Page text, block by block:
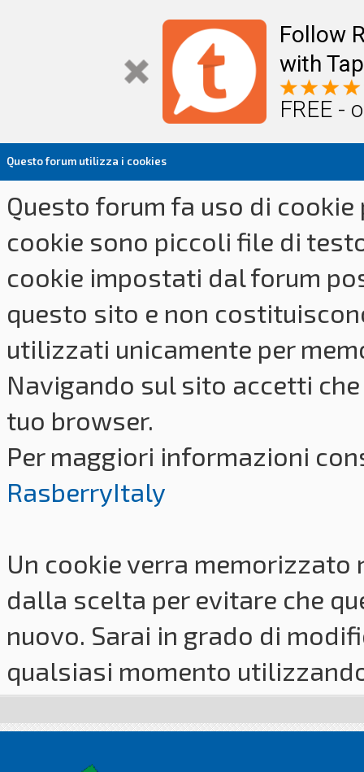
Follow
with
FREE -
Questo forum utilizza i cookies
Questo forum fa uso di
cookie sono piccoli file di
cookie impostati dal forum
questo sito e non
utilizzati unicamente per
Navigando sul sito accetti
tuo browser.
Per maggiori informazioni
RasberryItaly
Un cookie verra
dalla scelta per evitare che
nuovo. Sarai in grado di
qualsiasi momento